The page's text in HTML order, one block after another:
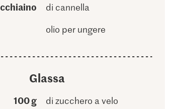
di cannella
olio per ungere
Glassa
100 g di zucchero a velo